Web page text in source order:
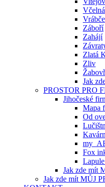
Včelná
Vrábče
Záboří
Zahájí
Zlatá
Zliv
Jak
PROSTOR PRO
Jihočeské
Mapa
Od
Fox
Jak zde mít
Jak zde mít MŮJ